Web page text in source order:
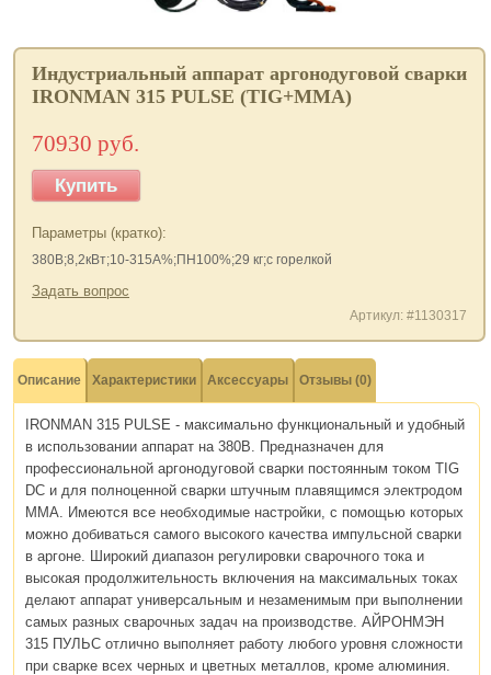
Индустриальный аппарат аргонодуговой сварки
IRONMAN 315 PULSE (TIG+MMA)
70930 руб.
Купить
Параметры (кратко):
380В;8,2кВт;10-315А%;ПН100%;29 кг;с горелкой
Задать вопрос
Артикул: #1130317
Описание Характеристики Аксессуары Отзывы (0)
IRONMAN 315 PULSE - максимально функциональный и удобный
в использовании аппарат на 380В. Предназначен для
профессиональной аргонодуговой сварки постоянным током TIG
DC и для полноценной сварки штучным плавящимся электродом
MMA. Имеются все необходимые настройки, с помощью которых
можно добиваться самого высокого качества импульсной сварки
в аргоне. Широкий диапазон регулировки сварочного тока и
высокая продолжительность включения на максимальных токах
делают аппарат универсальным и незаменимым при выполнении
самых разных сварочных задач на производстве. АЙРОНМЭН
315 ПУЛЬС отлично выполняет работу любого уровня сложности
при сварке всех черных и цветных металлов, кроме алюминия.